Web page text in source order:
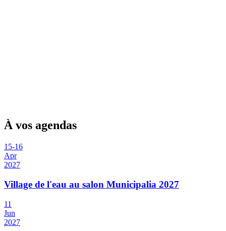
À vos agendas
15-16
Apr
2027
Village de l'eau au salon Municipalia 2027
11
Jun
2027